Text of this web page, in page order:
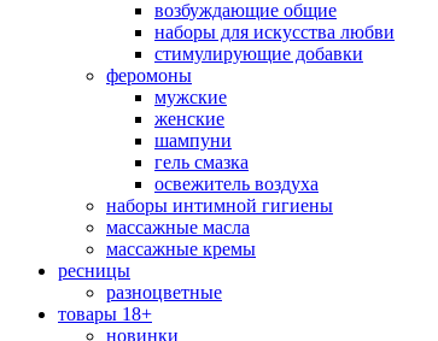
возбуждающие общие
наборы для искусства любви
стимулирующие добавки
феромоны
мужские
женские
шампуни
гель смазка
освежитель воздуха
наборы интимной гигиены
массажные масла
массажные кремы
ресницы
разноцветные
товары 18+
новинки